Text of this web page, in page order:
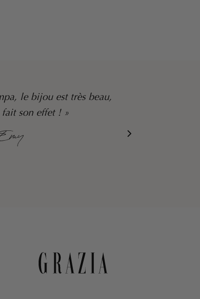
je suis folle de vos créations
est génial ! Un vrai bonheur à
commande ! »